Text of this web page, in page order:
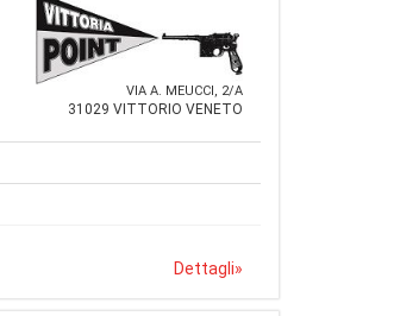
VIA A. MEUCCI, 2/A
31029 VITTORIO VENETO
Dettagli»